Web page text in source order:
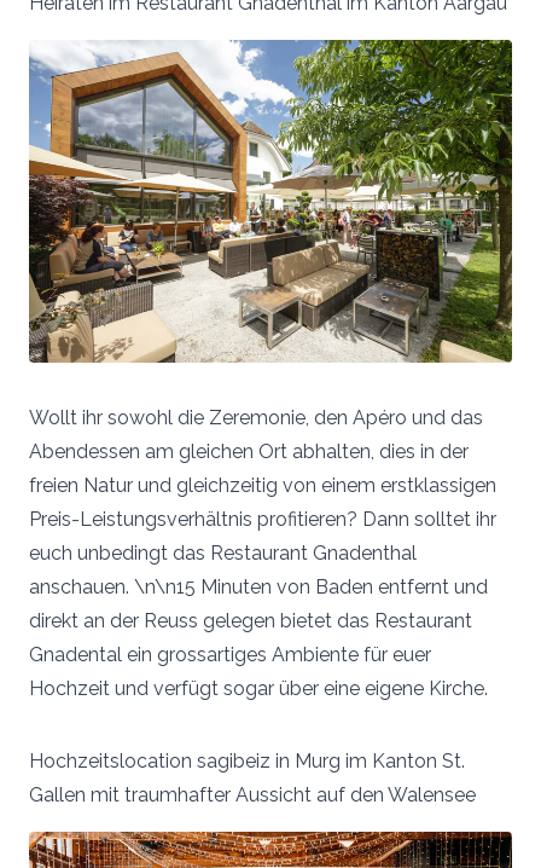
Wollt ihr sowohl die Zeremonie, den Apéro und das
Abendessen am gleichen Ort abhalten, dies in der
freien Natur und gleichzeitig von einem erstklassigen
Preis-Leistungsverhältnis profitieren? Dann solltet ihr
euch unbedingt das Restaurant Gnadenthal
anschauen. \n\n15 Minuten von Baden entfernt und
direkt an der Reuss gelegen bietet das Restaurant
Gnadental ein grossartiges Ambiente für euer
Hochzeit und verfügt sogar über eine eigene Kirche.
Hochzeitslocation sagibeiz in Murg im Kanton St.
Gallen mit traumhafter Aussicht auf den Walensee